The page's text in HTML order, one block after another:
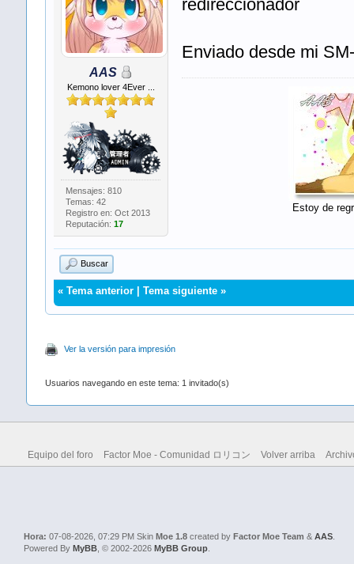
AAS
Kemono lover 4Ever ...
Mensajes: 810
Temas: 42
Registro en: Oct 2013
Reputación: 17
redireccionador
Enviado desde mi
Estoy de
Buscar
«Tema anterior |Tema siguiente »
Ver la versión para impresión
Usuarios navegando en este tema: 1 invitado(s)
Equipo del foro Factor Moe - Comunidad ロリコン Volver arriba
Hora: 07-08-2026, 07:29 PMSkin Moe 1.8 created by Factor Moe Team &AAS
Powered By MyBB , © 2002-2026 MyBB Group